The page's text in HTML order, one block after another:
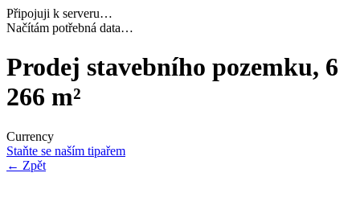
Připojuji k serveru…
Dokončuji inicializaci…
Prodej stavebního pozemku, 6
266 m²
Currency
Staňte se naším tipařem
← Zpět